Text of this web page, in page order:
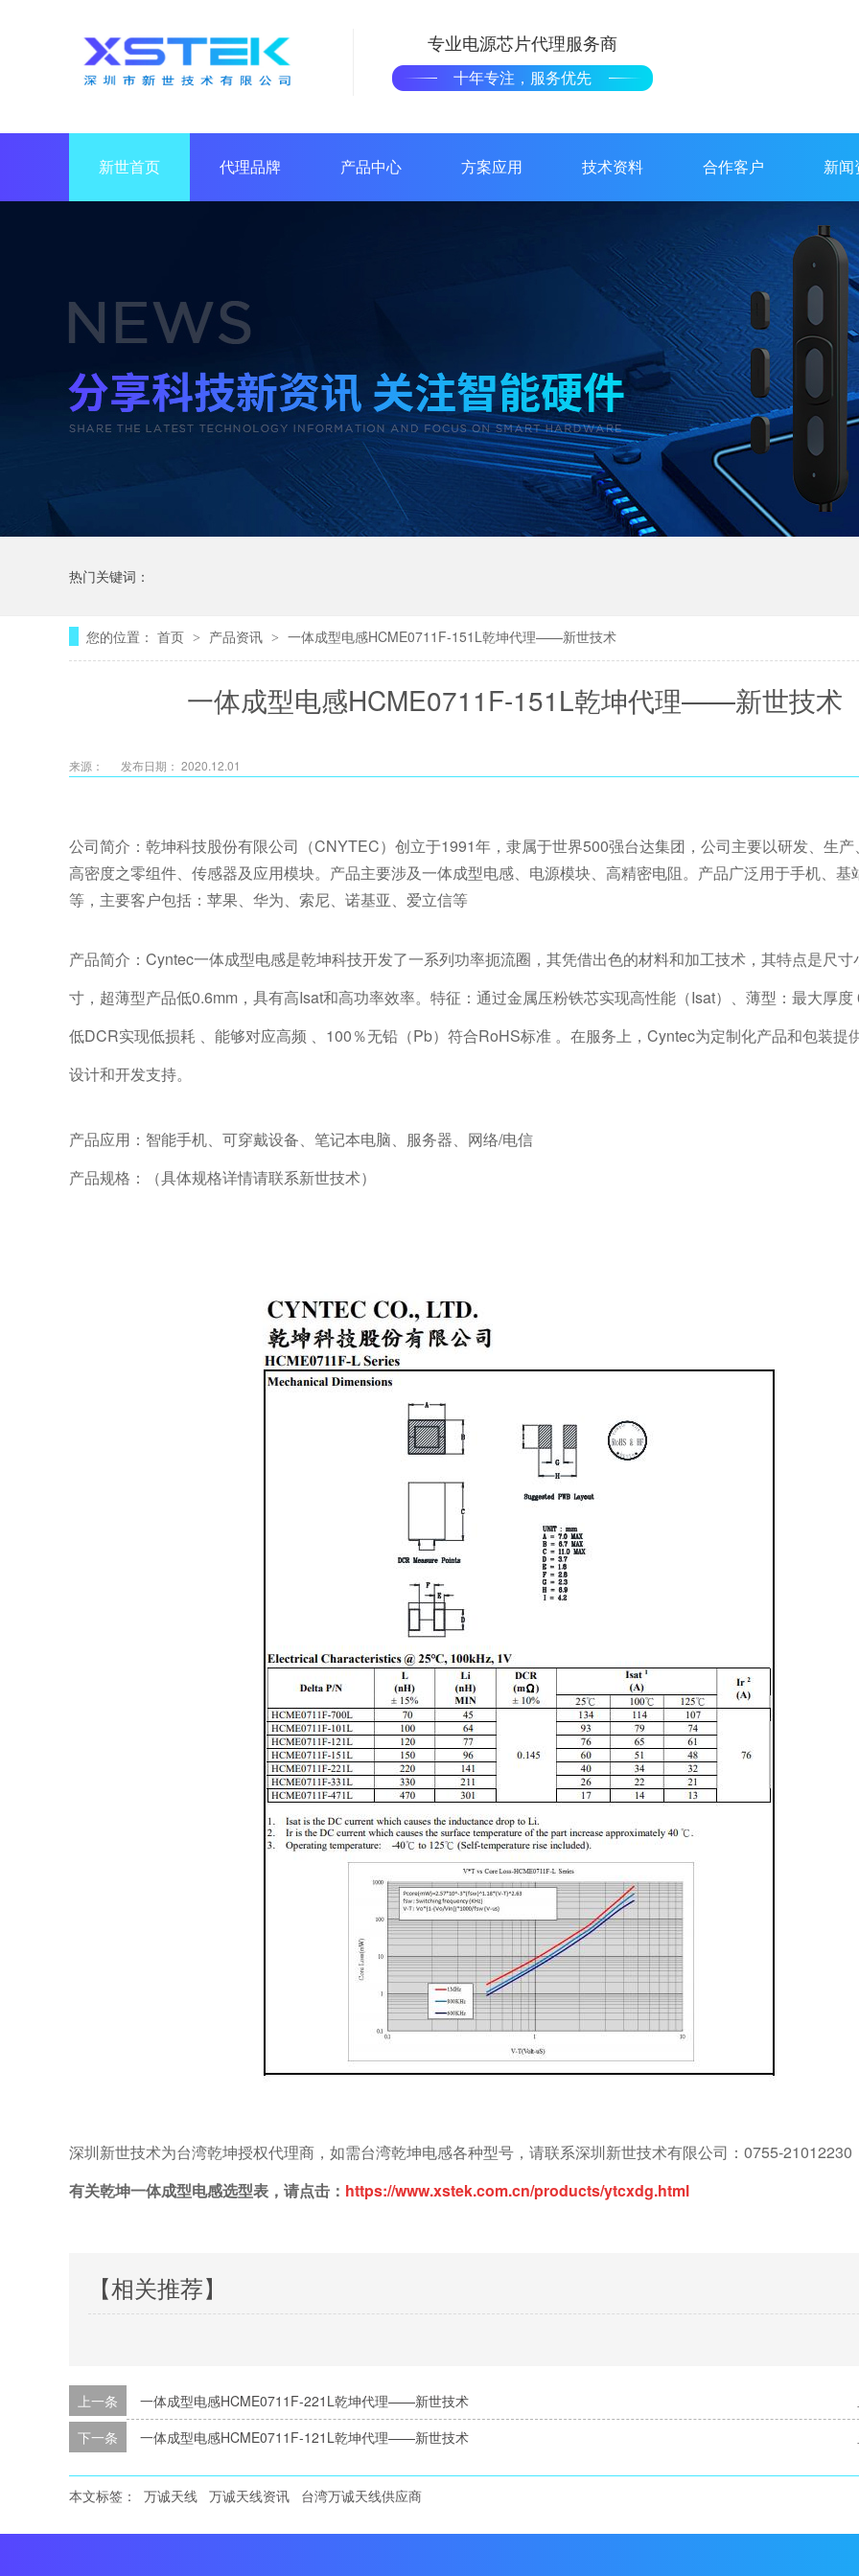
专业电源芯片代理服务商
十年专注，服务优先
新世首页 代理品牌 产品中心 方案应用 技术资料 合作客户 新闻
热门关键词：
您的位置： 首页 > 产品资讯 > 一体成型电感HCME0711F-151L乾坤代理——新世技术
一体成型电感HCME0711F-151L乾坤代理——新世技术
来源： 发布日期： 2020.12.01
公司简介：乾坤科技股份有限公司（CNYTEC）创立于1991年，隶属于世界500强台达集团，公司主要以研发、生
高密度之零组件、传感器及应用模块。产品主要涉及一体成型电感、电源模块、高精密电阻。产品广泛用于手机、基
等，主要客户包括：苹果、华为、索尼、诺基亚、爱立信等
产品简介：Cyntec一体成型电感是乾坤科技开发了一系列功率扼流圈，其凭借出色的材料和加工技术，其特点是尺
寸，超薄型产品低0.6mm，具有高Isat和高功率效率。特征：通过金属压粉铁芯实现高性能（Isat）、薄型：最大厚度
低DCR实现低损耗 、能够对应高频 、100％无铅（Pb）符合RoHS标准 。在服务上，Cyntec为定制化产品和包装提
设计和开发支持。
产品应用：智能手机、可穿戴设备、笔记本电脑、服务器、网络/电信
产品规格：（具体规格详情请联系新世技术）
深圳新世技术为台湾乾坤授权代理商，如需台湾乾坤电感各种型号，请联系深圳新世技术有限公司：0755-21012230
有关乾坤一体成型电感选型表，请点击： https://www.xstek.com.cn/products/ytcxdg.html
【相关推荐】
上一条
一体成型电感HCME0711F-221L乾坤代理——新世技术
下一条 一体成型电感HCME0711F-121L乾坤代理——新世技术
本文标签： 万诚天线 万诚天线资讯 台湾万诚天线供应商